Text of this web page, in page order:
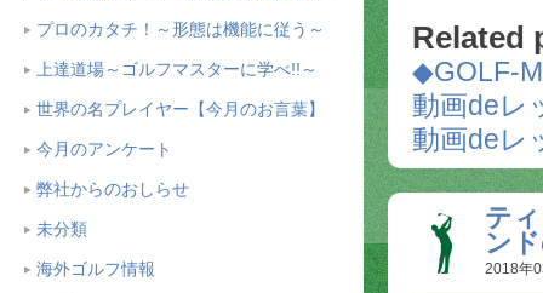
プロのカタチ！～形態は機能に従う～
上達道場～ゴルフマスターに学べ!!～
世界の名プレイヤー【今月のお言葉】
今月のアンケート
弊社からのおしらせ
未分類
海外ゴルフ情報
Related
◆GOLF-
動画de
動画de
テ
ン
2018年